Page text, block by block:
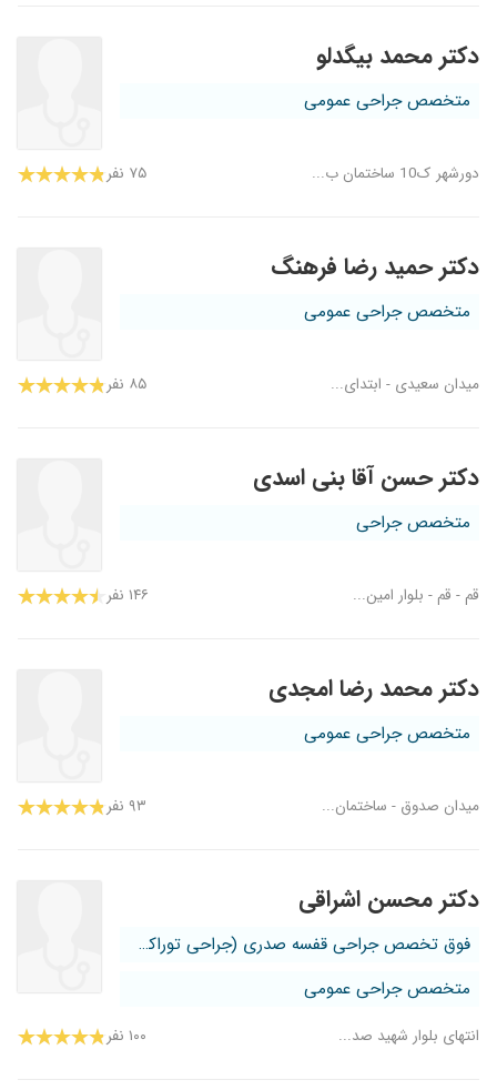
دکتر محمد بیگدلو
متخصص جراحی عمومی
دورشهر ک10 ساختمان ب... ۷۵ نفر
دکتر حمید رضا فرهنگ
متخصص جراحی عمومی
میدان سعیدی - ابتدای... ۸۵ نفر
دکتر حسن آقا بنی اسدی
متخصص جراحی
قم - قم - بلوار امین... ۱۴۶ نفر
دکتر محمد رضا امجدی
متخصص جراحی عمومی
میدان صدوق - ساختمان... ۹۳ نفر
دکتر محسن اشراقی
فوق تخصص جراحی قفسه صدری (جراحی توراکس)
متخصص جراحی عمومی
انتهای بلوار شهید صد... ۱۰۰ نفر